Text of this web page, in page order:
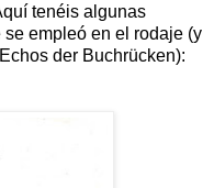
tenéis algunas
empleó en el rodaje (y
der Buchrücken):